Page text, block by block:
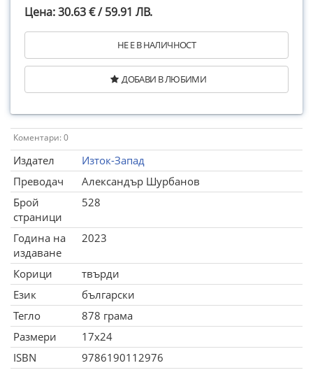
Цена: 30.63 € / 59.91 ЛВ.
НЕ Е В НАЛИЧНОСТ
ДОБАВИ В ЛЮБИМИ
Коментари: 0
Издател
Изток-Запад
Преводач
Александър Шурбанов
Брой
страници
528
Година на
издаване
2023
Корици
твърди
Език
български
Тегло
878 грама
Размери
17x24
ISBN
9786190112976